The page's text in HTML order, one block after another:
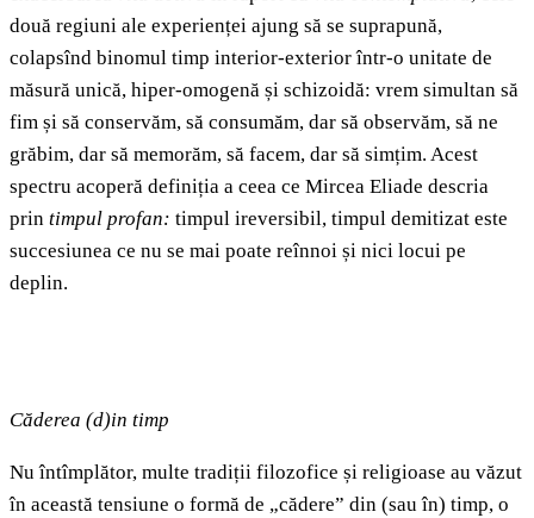
două regiuni ale experienței ajung să se suprapună,
colapsînd binomul timp interior-exterior într-o unitate de
măsură unică, hiper-omogenă și schizoidă: vrem simultan să
fim și să conservăm, să consumăm, dar să observăm, să ne
grăbim, dar să memorăm, să facem, dar să simțim. Acest
spectru acoperă definiția a ceea ce Mircea Eliade descria
prin timpul profan: timpul ireversibil, timpul demitizat este
succesiunea ce nu se mai poate reînnoi și nici locui pe
deplin.
Căderea (d)in timp
Nu întîmplător, multe tradiții filozofice și religioase au văzut
în această tensiune o formă de „cădere” din (sau în) timp, o